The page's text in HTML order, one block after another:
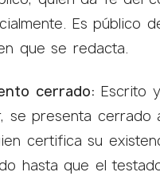
Es público
que se redacta.
cerrado: Escrito
se presenta cerrado
certifica su
hasta que el